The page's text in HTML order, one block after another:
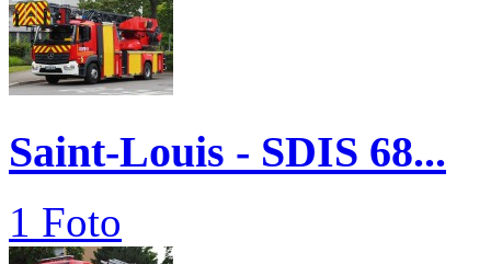
Saint-Louis - SDIS 68...
1 Foto